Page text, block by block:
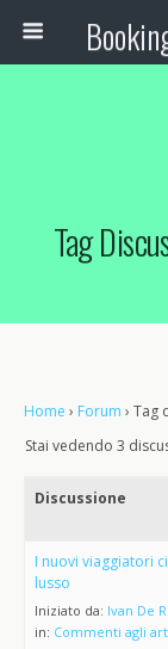
Tag
Home › Forum › Tag
Stai vedendo 3
Discussione
I nuovi viaggiatori
lusso
Iniziato da: Ivan De
in: Commenti agli